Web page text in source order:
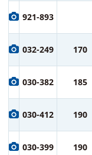
921-893
032-249 170
030-382 185
030-412 190
030-399 190